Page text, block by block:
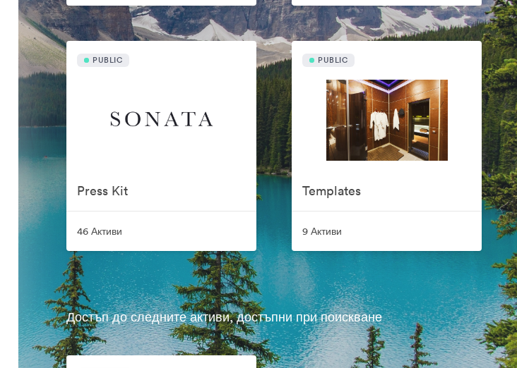
PUBLIC
Press Kit
46 Активи
PUBLIC
Templates
9 Активи
Достъп до следните активи, достъпни при поискване